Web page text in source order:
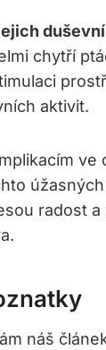
chytří
aktivit.
ve
radost a
náš